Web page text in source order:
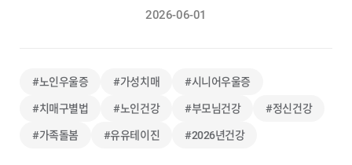
2026-06-01
#노인우울증 #가성치매 #시니어우울증
#치매구별법 #노인건강 #부모님건강 #정신건강
#가족돌봄 #유유테이진 #2026년건강